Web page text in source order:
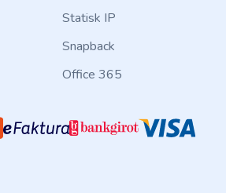
Statisk IP
Snapback
Office 365